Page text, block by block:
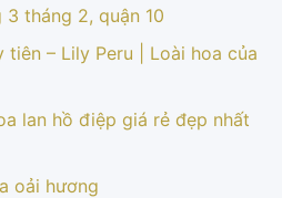
tháng 2, quận 10
tiên – Lily Peru | Loài hoa của
lan hồ điệp giá rẻ đẹp nhất
oải hương